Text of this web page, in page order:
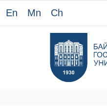
En Mn Ch